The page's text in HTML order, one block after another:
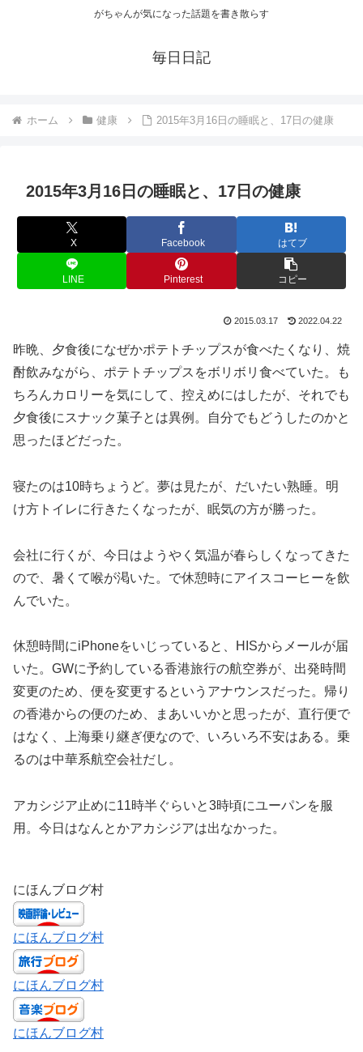
がちゃんが気になった話題を書き散らす
毎日日記
ホーム 健康 2015年3月16日の睡眠と、17日の健康
2015年3月16日の睡眠と、17日の健康
X Facebook はてブ
LINE Pinterest コピー
2015.03.17 2022.04.22
昨晩、夕食後になぜかポテトチップスが食べたくなり、焼
酎飲みながら、ポテトチップスをボリボリ食べていた。も
ちろんカロリーを気にして、控えめにはしたが、それでも
夕食後にスナック菓子とは異例。自分でもどうしたのかと
思ったほどだった。
寝たのは10時ちょうど。夢は見たが、だいたい熟睡。明
け方トイレに行きたくなったが、眠気の方が勝った。
会社に行くが、今日はようやく気温が春らしくなってきた
ので、暑くて喉が渇いた。で休憩時にアイスコーヒーを飲
んでいた。
休憩時間にiPhoneをいじっていると、HISからメールが届
いた。GWに予約している香港旅行の航空券が、出発時間
変更のため、便を変更するというアナウンスだった。帰り
の香港からの便のため、まあいいかと思ったが、直行便で
はなく、上海乗り継ぎ便なので、いろいろ不安はある。乗
るのは中華系航空会社だし。
アカシジア止めに11時半ぐらいと3時頃にユーパンを服
用。今日はなんとかアカシジアは出なかった。
にほんブログ村
にほんブログ村
にほんブログ村
にほんブログ村